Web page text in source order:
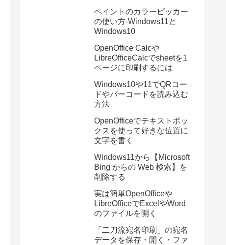
ペイントのカラーピッカー
の使い方-Windows11と
Windows10
OpenOffice Calcや
LibreOfficeCalcでsheetを1
ページに印刷するには
Windows10や11でQRコー
ドやバーコードを読み込む
方法
OpenOfficeでテキストボッ
クスを使って好きな位置に
文字を書く
Windows11から【Microsoft
Bing からの Web 検索】を
削除する
実は簡単OpenOfficeや
LibreOfficeでExcelやWord
のファイルを開く
「二刀流宛名印刷」の宛名
データを保存・開く・ファ